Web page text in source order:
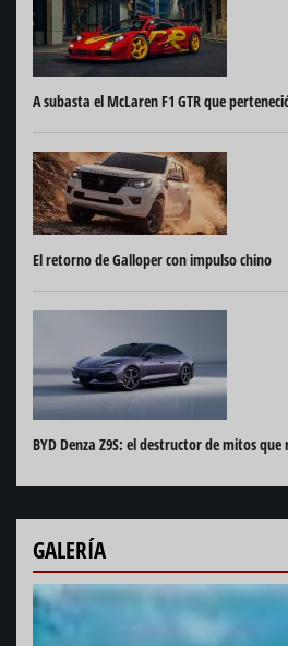
A subasta el McLaren F1 GTR que
El retorno de Galloper con impulso chino
BYD Denza Z9S: el destructor de mitos
GALERÍA